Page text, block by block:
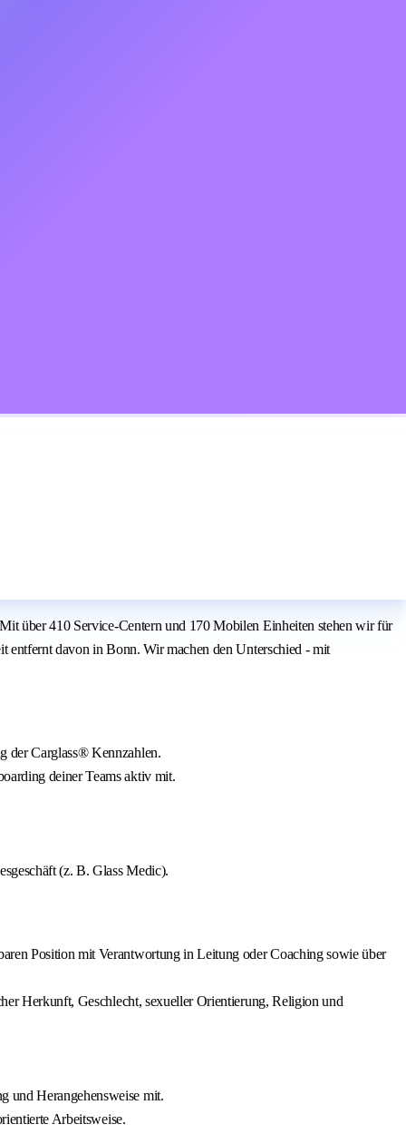
über 410 Service-Centern und 170 Mobilen Einheiten stehen wir für
entfernt davon in Bonn. Wir machen den Unterschied - mit
der Carglass® Kennzahlen.
deiner Teams aktiv mit.
(z. B. Glass Medic).
Position mit Verantwortung in Leitung oder Coaching sowie über
Herkunft, Geschlecht, sexueller Orientierung, Religion und
und Herangehensweise mit.
Arbeitsweise.